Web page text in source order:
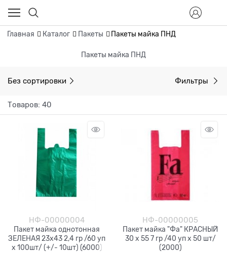
Главная Каталог Пакеты Пакеты майка ПНД
Пакеты майка ПНД
Без сортировки Фильтры
Товаров: 40
НФ-00000004
Пакет майка однотонная
ЗЕЛЕНАЯ 23х43 2,4 гр /60 уп
х 100шт/ (+/- 10шт) (6000)
НФ-00000005
Пакет майка "Фа" КРАСНЫЙ
30 х 55 7 гр /40 уп х 50 шт/
(2000)